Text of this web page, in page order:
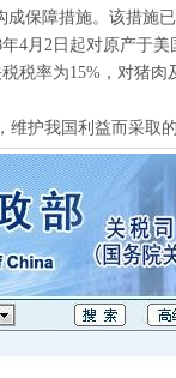
保障措施。该措施
4月2日起对原产于
税率为15%，对猪
护我国利益而采取的